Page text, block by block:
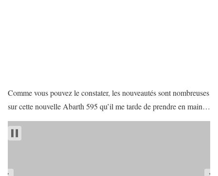
Comme vous pouvez le constater, les nouveautés sont nombreuses
sur cette nouvelle Abarth 595 qu’il me tarde de prendre en main…